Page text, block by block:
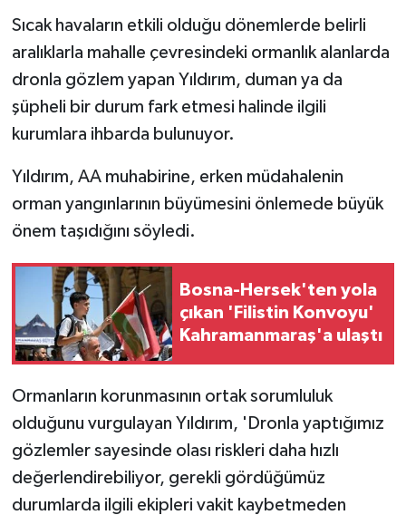
Sıcak havaların etkili olduğu dönemlerde belirli
aralıklarla mahalle çevresindeki ormanlık alanlarda
dronla gözlem yapan Yıldırım, duman ya da
şüpheli bir durum fark etmesi halinde ilgili
kurumlara ihbarda bulunuyor.
Yıldırım, AA muhabirine, erken müdahalenin
orman yangınlarının büyümesini önlemede büyük
önem taşıdığını söyledi.
Bosna-Hersek'ten yola
çıkan 'Filistin Konvoyu'
Kahramanmaraş'a ulaştı
Ormanların korunmasının ortak sorumluluk
olduğunu vurgulayan Yıldırım, 'Dronla yaptığımız
gözlemler sayesinde olası riskleri daha hızlı
değerlendirebiliyor, gerekli gördüğümüz
durumlarda ilgili ekipleri vakit kaybetmeden